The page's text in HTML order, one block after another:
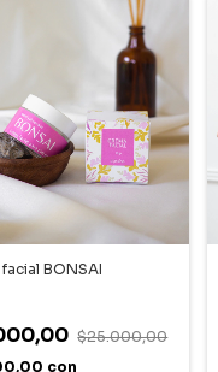
BONSAI
$25.000,00
con